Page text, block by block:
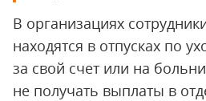
В организациях
находятся в отпусках по
за свой счет или на
не получать выплаты в